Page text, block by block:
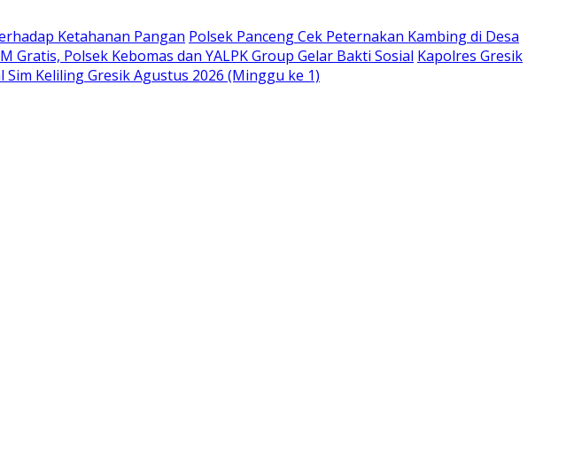
Ketahanan Pangan Polsek Panceng Cek Peternakan Kambing di Desa
Gratis, Polsek Kebomas dan YALPK Group Gelar Bakti Sosial Kapolres Gresik
Sim Keliling Gresik Agustus 2026 (Minggu ke 1)